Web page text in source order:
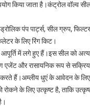
किया जाता है।कंट्रोल वॉल्व
पंप पार्ट्स, सील ग्रुप,
के लिए रिंग किट।
में लगे हुए हैं।इस सील को
और रासायनिक रूप से सक्रिय
करते हैं।अम्लीय धुएं के आवेदन के
के लिए उत्कृष्ट है, ताकि